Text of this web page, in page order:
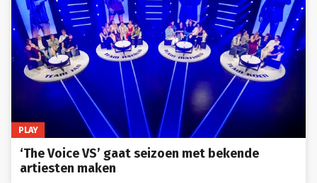
PLAY
‘The Voice VS’ gaat seizoen met bekende
artiesten maken